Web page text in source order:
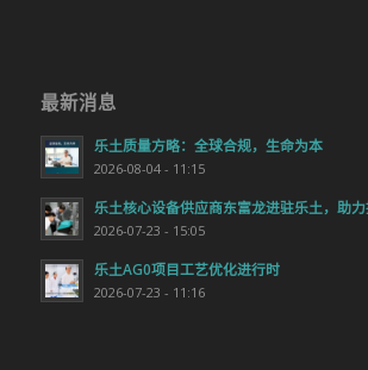
最新消息
乐土质量方略：全球合规，生命为本
2026-08-04 - 11:15
乐土核心设备供应商东富龙进驻乐土，助
2026-07-23 - 15:05
乐土AG0项目工艺优化进行时
2026-07-23 - 11:16